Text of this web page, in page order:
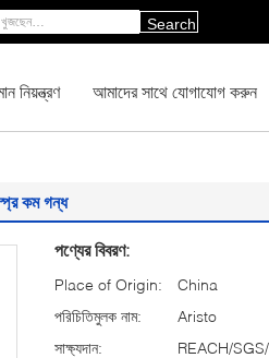
Search
নিয়ন্ত্রণ আমাদের সাথে যোগাযোগ করুন
কম গন্ধ
পণ্যের বিবরণ:
Place of Origin:
China
পরিচিতিমুলক নাম:
Aristo
সাক্ষ্যদান:
REACH/